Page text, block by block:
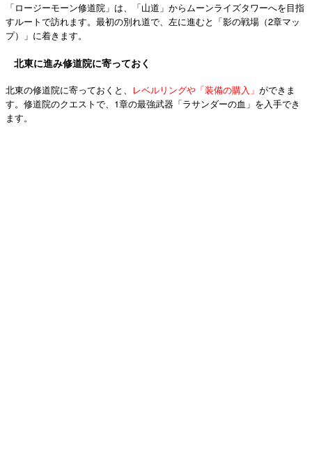
「ロージーモーン修道院」は、「山道」からムーンライズタワーへを目指
すルートで訪れます。最初の別れ道で、左に進むと「影の戦場（2章マッ
プ）」に着きます。
北東に進み修道院に寄っておく
北東の修道院に寄っておくと、 レベルリングや「装備の購入」 ができま
す。修道院のクエストで、1章の最強武器「ラサンダーの血」を入手でき
ます。